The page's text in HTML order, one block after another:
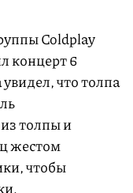
Coldplay
концерт 6
что толпа
толпы и
жестом
чтобы